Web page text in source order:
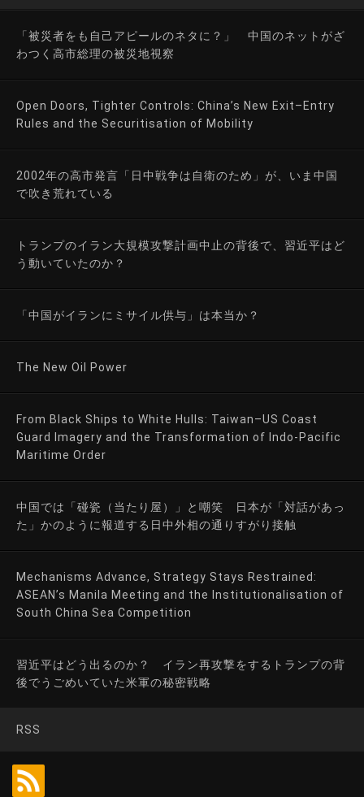
「被災者をも自己アピールのネタに？」 中国のネットがざ
わつく高市総理の被災地視察
Open Doors, Tighter Controls: China’s New Exit–Entry
Rules and the Securitisation of Mobility
2002年の高市発言「日中戦争は自衛のため」が、いま中国
で吹き荒れている
トランプのイラン大規模攻撃計画中止の背後で、習近平はど
う動いていたのか？
「中国がイランにミサイル供与」は本当か？
The New Oil Power
From Black Ships to White Hulls: Taiwan–US Coast
Guard Imagery and the Transformation of Indo-Pacific
Maritime Order
中国では「碰瓷（当たり屋）」と嘲笑 日本が「対話があっ
た」かのように報道する日中外相の通りすがり接触
Mechanisms Advance, Strategy Stays Restrained:
ASEAN’s Manila Meeting and the Institutionalisation of
South China Sea Competition
習近平はどう出るのか？ イラン再攻撃をするトランプの背
後でうごめいていた米軍の秘密戦略
RSS